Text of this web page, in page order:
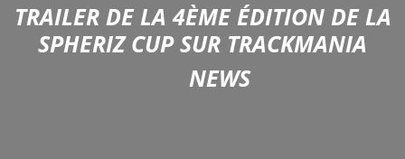
TRAILER DE LA 4ÈME ÉDITION DE LA
SPHERIZ CUP SUR TRACKMANIA
NEWS